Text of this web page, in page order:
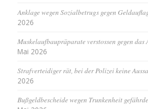
Anklage wegen Sozialbetrugs gegen
2026
Muskelaufbaupräparate verstossen gegen das
Mai 2026
Strafverteidiger rät, bei der Polizei keine
2026
Bußgeldbescheide wegen Trunkenheit